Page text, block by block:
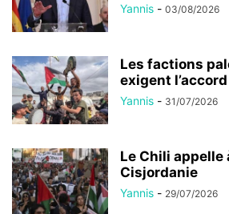
Yannis - 03/08/2026
Les factions
exigent
Yannis - 31/07/2026
Le Chili appelle
Cisjordanie
Yannis - 29/07/2026